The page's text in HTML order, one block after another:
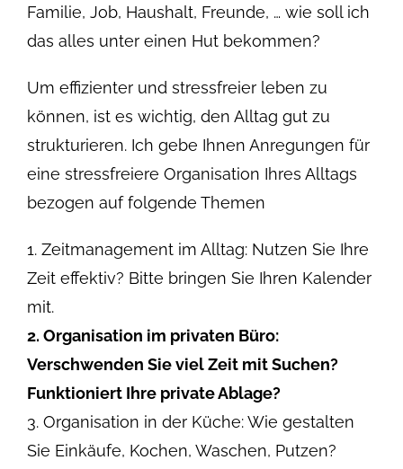
Familie, Job, Haushalt, Freunde, … wie soll ich
das alles unter einen Hut bekommen?
Um effizienter und stressfreier leben zu
können, ist es wichtig, den Alltag gut zu
strukturieren. Ich gebe Ihnen Anregungen für
eine stressfreiere Organisation Ihres Alltags
bezogen auf folgende Themen
1. Zeitmanagement im Alltag: Nutzen Sie Ihre
Zeit effektiv? Bitte bringen Sie Ihren Kalender
mit.
2. Organisation im privaten Büro:
Verschwenden Sie viel Zeit mit Suchen?
Funktioniert Ihre private Ablage?
3. Organisation in der Küche: Wie gestalten
Sie Einkäufe, Kochen, Waschen, Putzen?